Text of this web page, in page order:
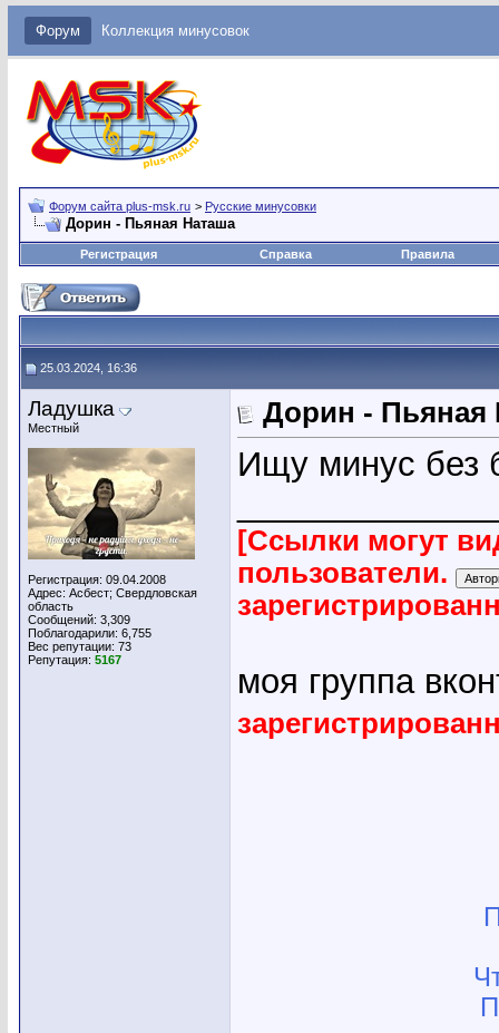
Форум Коллекция минусовок
Форум сайта plus-msk.ru > Русские минусовки
Дорин - Пьяная Наташа
Регистрация Справка Правила
25.03.2024, 16:36
Ладушка
Местный
Регистрация: 09.04.2008
Адрес: Асбест; Свердловская
область
Сообщений: 3,309
Поблагодарили: 6,755
Вес репутации: 73
Репутация: 5167
Дорин - Пьяная
Ищу минус без
[Ссылки могут
пользователи.
моя группа